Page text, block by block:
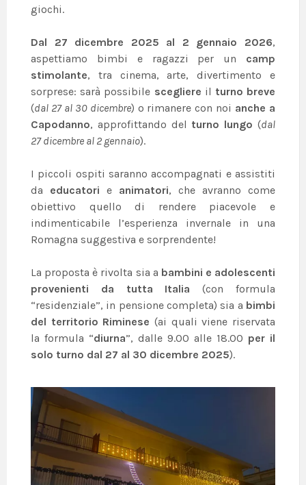
giochi.
Dal 27 dicembre 2025 al 2 gennaio 2026,
aspettiamo bimbi e ragazzi per un camp
stimolante, tra cinema, arte, divertimento e
sorprese: sarà possibile scegliere il turno breve
(dal 27 al 30 dicembre) o rimanere con noi anche a
Capodanno, approfittando del turno lungo (dal
27 dicembre al 2 gennaio).
I piccoli ospiti saranno accompagnati e assistiti
da educatori e animatori, che avranno come
obiettivo quello di rendere piacevole e
indimenticabile l’esperienza invernale in una
Romagna suggestiva e sorprendente!
La proposta è rivolta sia a bambini e adolescenti
provenienti da tutta Italia (con formula
“residenziale”, in pensione completa) sia a bimbi
del territorio Riminese (ai quali viene riservata
la formula “diurna”, dalle 9.00 alle 18.00 per il
solo turno dal 27 al 30 dicembre 2025).